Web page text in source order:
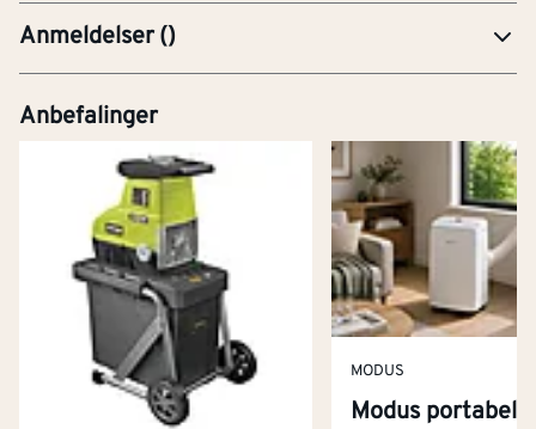
Anmeldelser()
Anbefalinger
MODUS
Modus portabel